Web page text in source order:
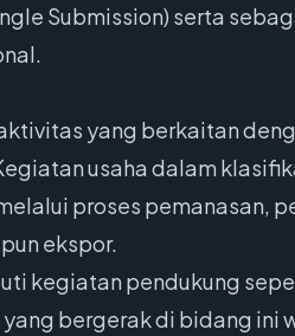
Submission) serta
yang berkaitan
usaha dalam
proses pemanasan,
ekspor.
kegiatan pendukung
bergerak di bidang ini